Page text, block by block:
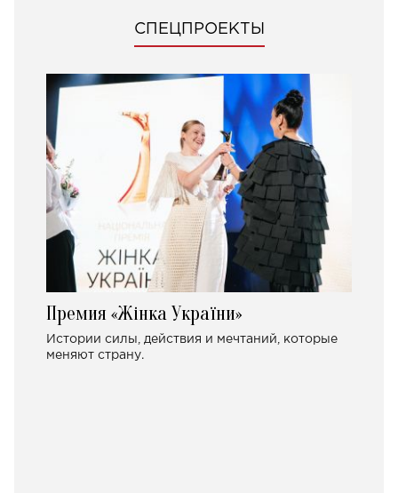
СПЕЦПРОЕКТЫ
Премия «Жінка України»
Истории силы, действия и мечтаний, которые
меняют страну.